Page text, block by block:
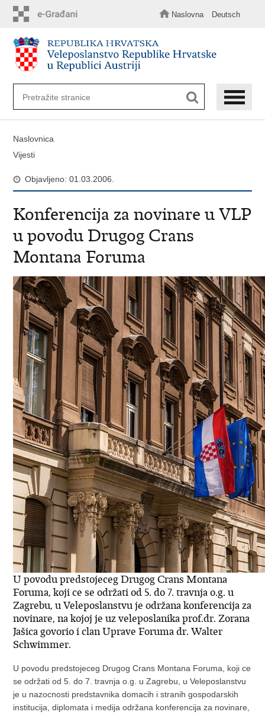
sadržaj
Naslovna Deutsch
Naslovnica
Vijesti
Objavljeno: 01.03.2006.
Konferencija za novinare u VLP
u povodu Drugog Crans
Montana Foruma
U povodu predstojeceg Drugog Crans Montana
Foruma, koji ce se održati od 5. do 7. travnja o.g. u
Zagrebu, u Veleposlanstvu je održana konferencija za
novinare, na kojoj je uz veleposlanika prof.dr. Zorana
Jašica govorio i clan Uprave Foruma dr. Walter
Schwimmer.
U povodu predstojeceg Drugog Crans Montana Foruma, koji ce
se održati od 5. do 7. travnja o.g. u Zagrebu, u Veleposlanstvu
je u nazocnosti predstavnika domacih i stranih gospodarskih
institucija, diplomata i medija održana konferencija za novinare,